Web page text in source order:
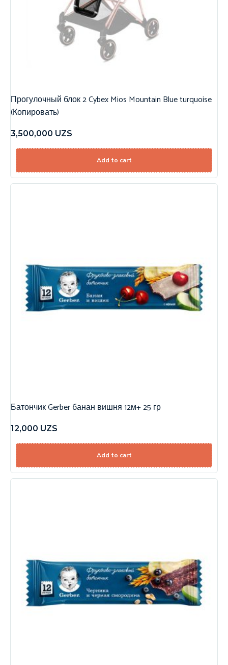
Прогулочный блок 2 Cybex Mios Mountain Blue turquoise
(Копировать)
3,500,000 UZS
Add to cart
Батончик Gerber банан вишня 12м+ 25 гр
12,000 UZS
Add to cart